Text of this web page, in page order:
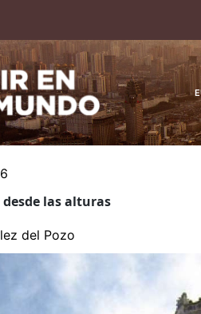
las alturas
del Pozo